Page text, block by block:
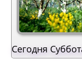
Сегодня